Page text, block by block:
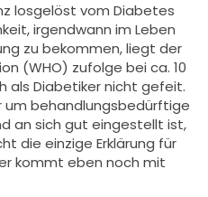
losgelöst vom Diabetes
irgendwann im Leben
zu bekommen, liegt der
(WHO) zufolge bei ca. 10
als Diabetiker nicht gefeit.
um behandlungsbedürftige
an sich gut eingestellt ist,
die einzige Erklärung für
kommt eben noch mit